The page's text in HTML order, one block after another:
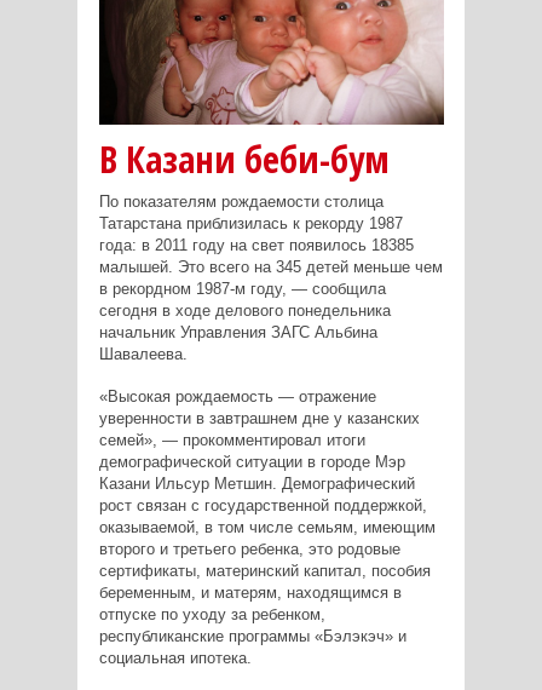
В Казани беби-бум
По показателям рождаемости столица
Татарстана приблизилась к рекорду 1987
года: в 2011 году на свет появилось 18385
малышей. Это всего на 345 детей меньше чем
в рекордном 1987-м году, — сообщила
сегодня в ходе делового понедельника
начальник Управления ЗАГС Альбина
Шавалеева.
«Высокая рождаемость — отражение
уверенности в завтрашнем дне у казанских
семей», — прокомментировал итоги
демографической ситуации в городе Мэр
Казани Ильсур Метшин. Демографический
рост связан с государственной поддержкой,
оказываемой, в том числе семьям, имеющим
второго и третьего ребенка, это родовые
сертификаты, материнский капитал, пособия
беременным, и матерям, находящимся в
отпуске по уходу за ребенком,
республиканские программы «Бэлэкэч» и
социальная ипотека.